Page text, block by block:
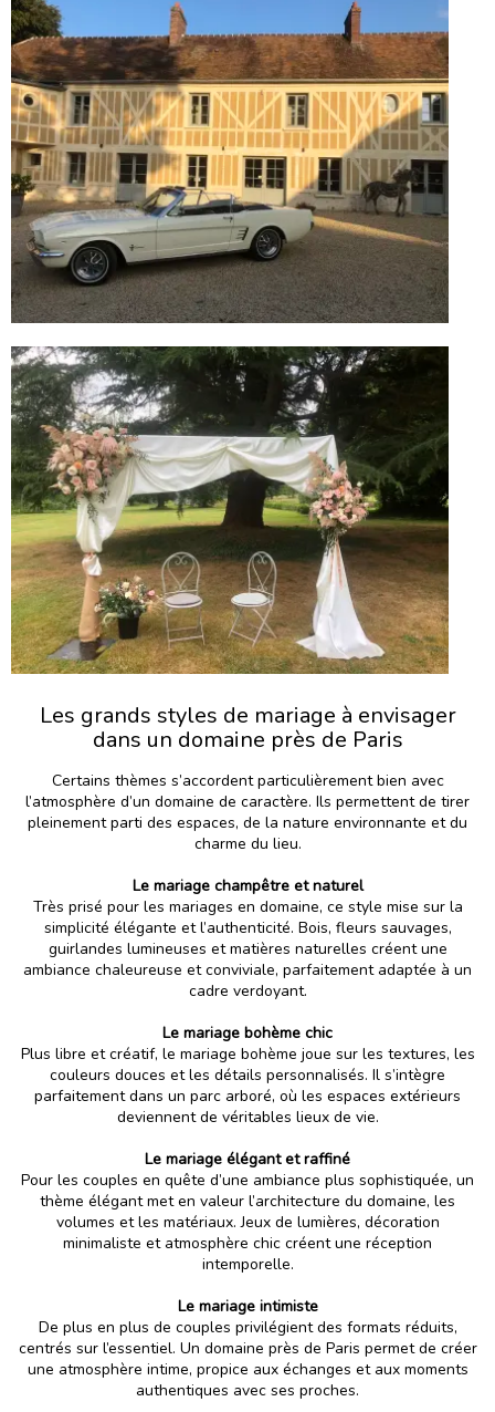
Les grands styles de mariage à envisager
dans un domaine près de Paris
Certains thèmes s’accordent particulièrement bien avec
l’atmosphère d’un domaine de caractère. Ils permettent de tirer
pleinement parti des espaces, de la nature environnante et du
charme du lieu.
Le mariage champêtre et naturel
Très prisé pour les mariages en domaine, ce style mise sur la
simplicité élégante et l’authenticité. Bois, fleurs sauvages,
guirlandes lumineuses et matières naturelles créent une
ambiance chaleureuse et conviviale, parfaitement adaptée à un
cadre verdoyant.
Le mariage bohème chic
Plus libre et créatif, le mariage bohème joue sur les textures, les
couleurs douces et les détails personnalisés. Il s’intègre
parfaitement dans un parc arboré, où les espaces extérieurs
deviennent de véritables lieux de vie.
Le mariage élégant et raffiné
Pour les couples en quête d’une ambiance plus sophistiquée, un
thème élégant met en valeur l’architecture du domaine, les
volumes et les matériaux. Jeux de lumières, décoration
minimaliste et atmosphère chic créent une réception
intemporelle.
Le mariage intimiste
De plus en plus de couples privilégient des formats réduits,
centrés sur l’essentiel. Un domaine près de Paris permet de créer
une atmosphère intime, propice aux échanges et aux moments
authentiques avec ses proches.